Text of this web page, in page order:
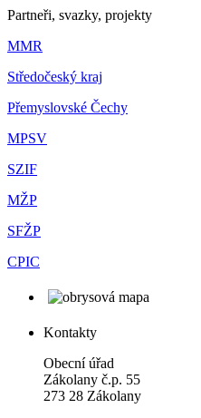
Partneři, svazky, projekty
MMR
Středočeský kraj
Přemyslovské Čechy
MPSV
SZIF
MŽP
SFŽP
CPIC
Kontakty
Obecní úřad
Zákolany č.p. 55
273 28 Zákolany